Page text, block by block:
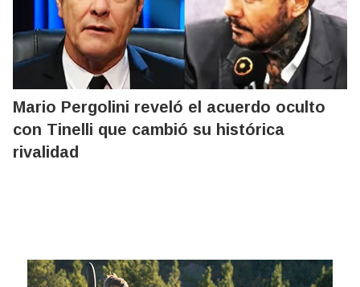
Mario Pergolini reveló el acuerdo oculto
con Tinelli que cambió su histórica
rivalidad